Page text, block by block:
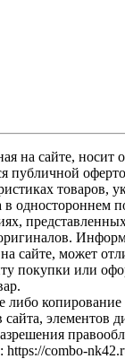
на сайте, носит
публичной
товаров,
одностороннем
сайте, может
покупки или
либо копирование
сайта, элементов
https://combo-